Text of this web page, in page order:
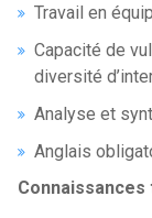
Travail en
Capacité de
diversité
Analyse et
Anglais